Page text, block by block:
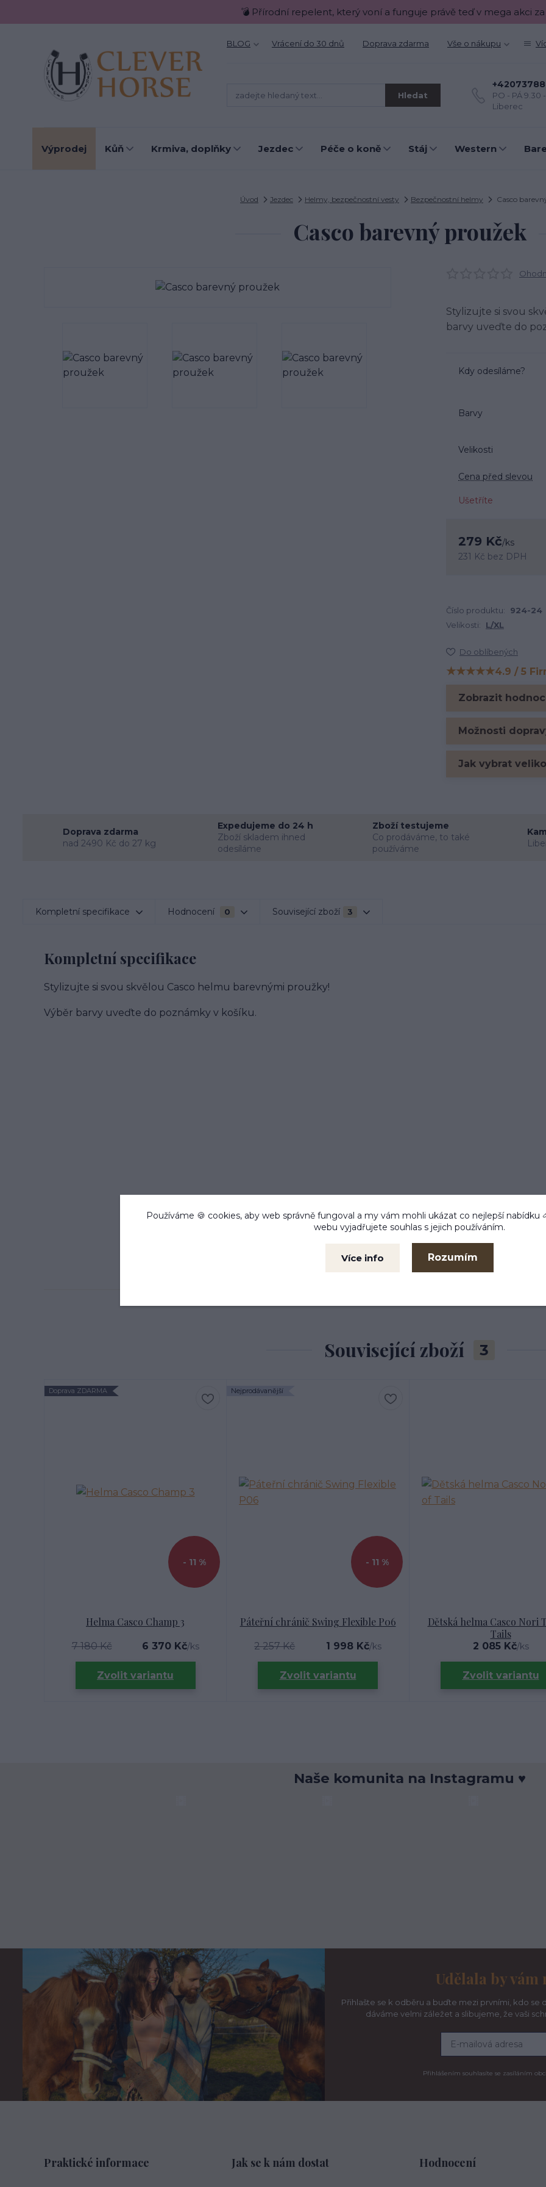
💣 Přírodní repelent, který voní a funguje právě teď v mega akci za
BLOG Vrácení do 30 dnů Doprava zdarma Vše o nákupu
Hledat
PO - PÁ 9.30
Liberec
Výprodej Kůň Krmiva, doplňky Jezdec Péče o koně Stáj Western
Úvod Jezdec Helmy, bezpečnostní vesty Bezpečnostní helmy Casco
Casco barevný proužek
Stylizujte si svou
barvy uveďte do
Kdy odesíláme?
Barvy
Velikosti
Cena před slevou
Ušetříte
279 Kč/ks
231 Kč bez DPH
Číslo produktu: 924-24
Velikosti:
L/XL
Do oblíbených
Hodnocení na
★★★★★4.9 / 5
Zobrazit
Možnosti
Jak vybrat
Doprava zdarma
nad 2490 Kč do 27 kg
Expedujeme do 24 h
Zboží skladem ihned
odesíláme
Zboží testujeme
Co prodáváme, to také
používáme
Kompletní specifikace Hodnocení 0 Související zboží 3
Kompletní specifikace
Stylizujte si svou skvělou Casco helmu barevnými proužky!
Výběr barvy uveďte do poznámky v košíku.
Související zboží 3
Doprava ZDARMA
- 11 %
Helma Casco Champ 3
7 180 Kč 6 370 Kč/ks
Zvolit variantu
Nejprodávanější
- 11 %
Páteřní chránič Swing Flexible P06
2 257 Kč 1 998 Kč/ks
Zvolit variantu
Dětská helma Casco Nori
Tails
2 085 Kč/ks
Zvolit variantu
Naše komunita na Instagramu ♥
Udělala by vám
Přihlašte se k odběru a buďte mezi prvními, kdo se
dáváme velmi záležet a slibujeme, že vaši
Přihlášením souhlasíte se zasíláním
Praktické informace Jak se k nám dostat Hodnocení
Používáme 🍪 cookies, aby web správně fungoval a my vám mohli ukázat co nejlepší nabídku
webu vyjadřujete souhlas s jejich používáním.
Více info Rozumím